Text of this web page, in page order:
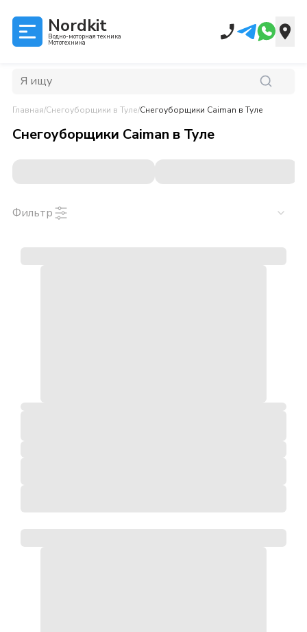
Nordkit
Водно-моторная техника
Мототехника
Главная/Снегоуборщики в Туле/Снегоуборщики Caiman в Туле
Снегоуборщики Caiman в Туле
Фильтр